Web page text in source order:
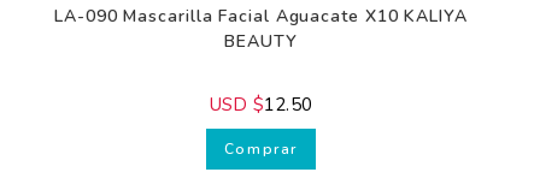
LA-090 Mascarilla Facial Aguacate X10 KALIYA
BEAUTY
USD $12.50
Comprar
Para cuidar la
salud y belleza